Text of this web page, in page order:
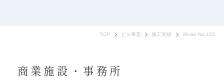
TOP ビル事業 施工実績 Works No.433
商業施設・事務所